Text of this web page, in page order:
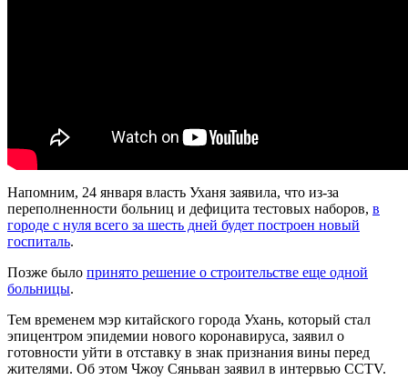
Напомним, 24 января власть Уханя заявила, что из-за
переполненности больниц и дефицита тестовых наборов, в
городе с нуля всего за шесть дней будет построен новый
госпиталь.
Позже было принято решение о строительстве еще одной
больницы.
Тем временем мэр китайского города Ухань, который стал
эпицентром эпидемии нового коронавируса, заявил о
готовности уйти в отставку в знак признания вины перед
жителями. Об этом Чжоу Сяньван заявил в интервью CCTV.